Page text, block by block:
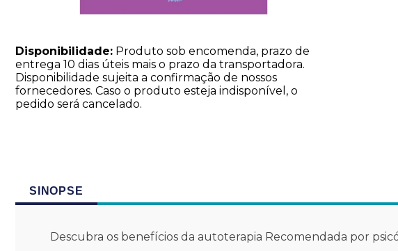
Disponibilidade: Produto sob encomenda, prazo de
entrega 10 dias úteis mais o prazo da transportadora.
Disponibilidade sujeita a confirmação de nossos
fornecedores. Caso o produto esteja indisponível, o
pedido será cancelado.
SINOPSE
Descubra os benefícios da autoterapia Recomendada por